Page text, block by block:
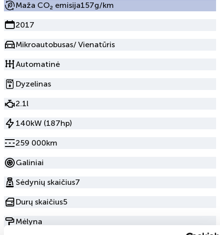
Maža CO₂ emisija157g/km
2017
Mikroautobusas/ Vienatūris
Automatinė
Dyzelinas
2.1l
140kW (187hp)
259 000km
Galiniai
Sėdynių skaičius7
Durų skaičius5
Mėlyna